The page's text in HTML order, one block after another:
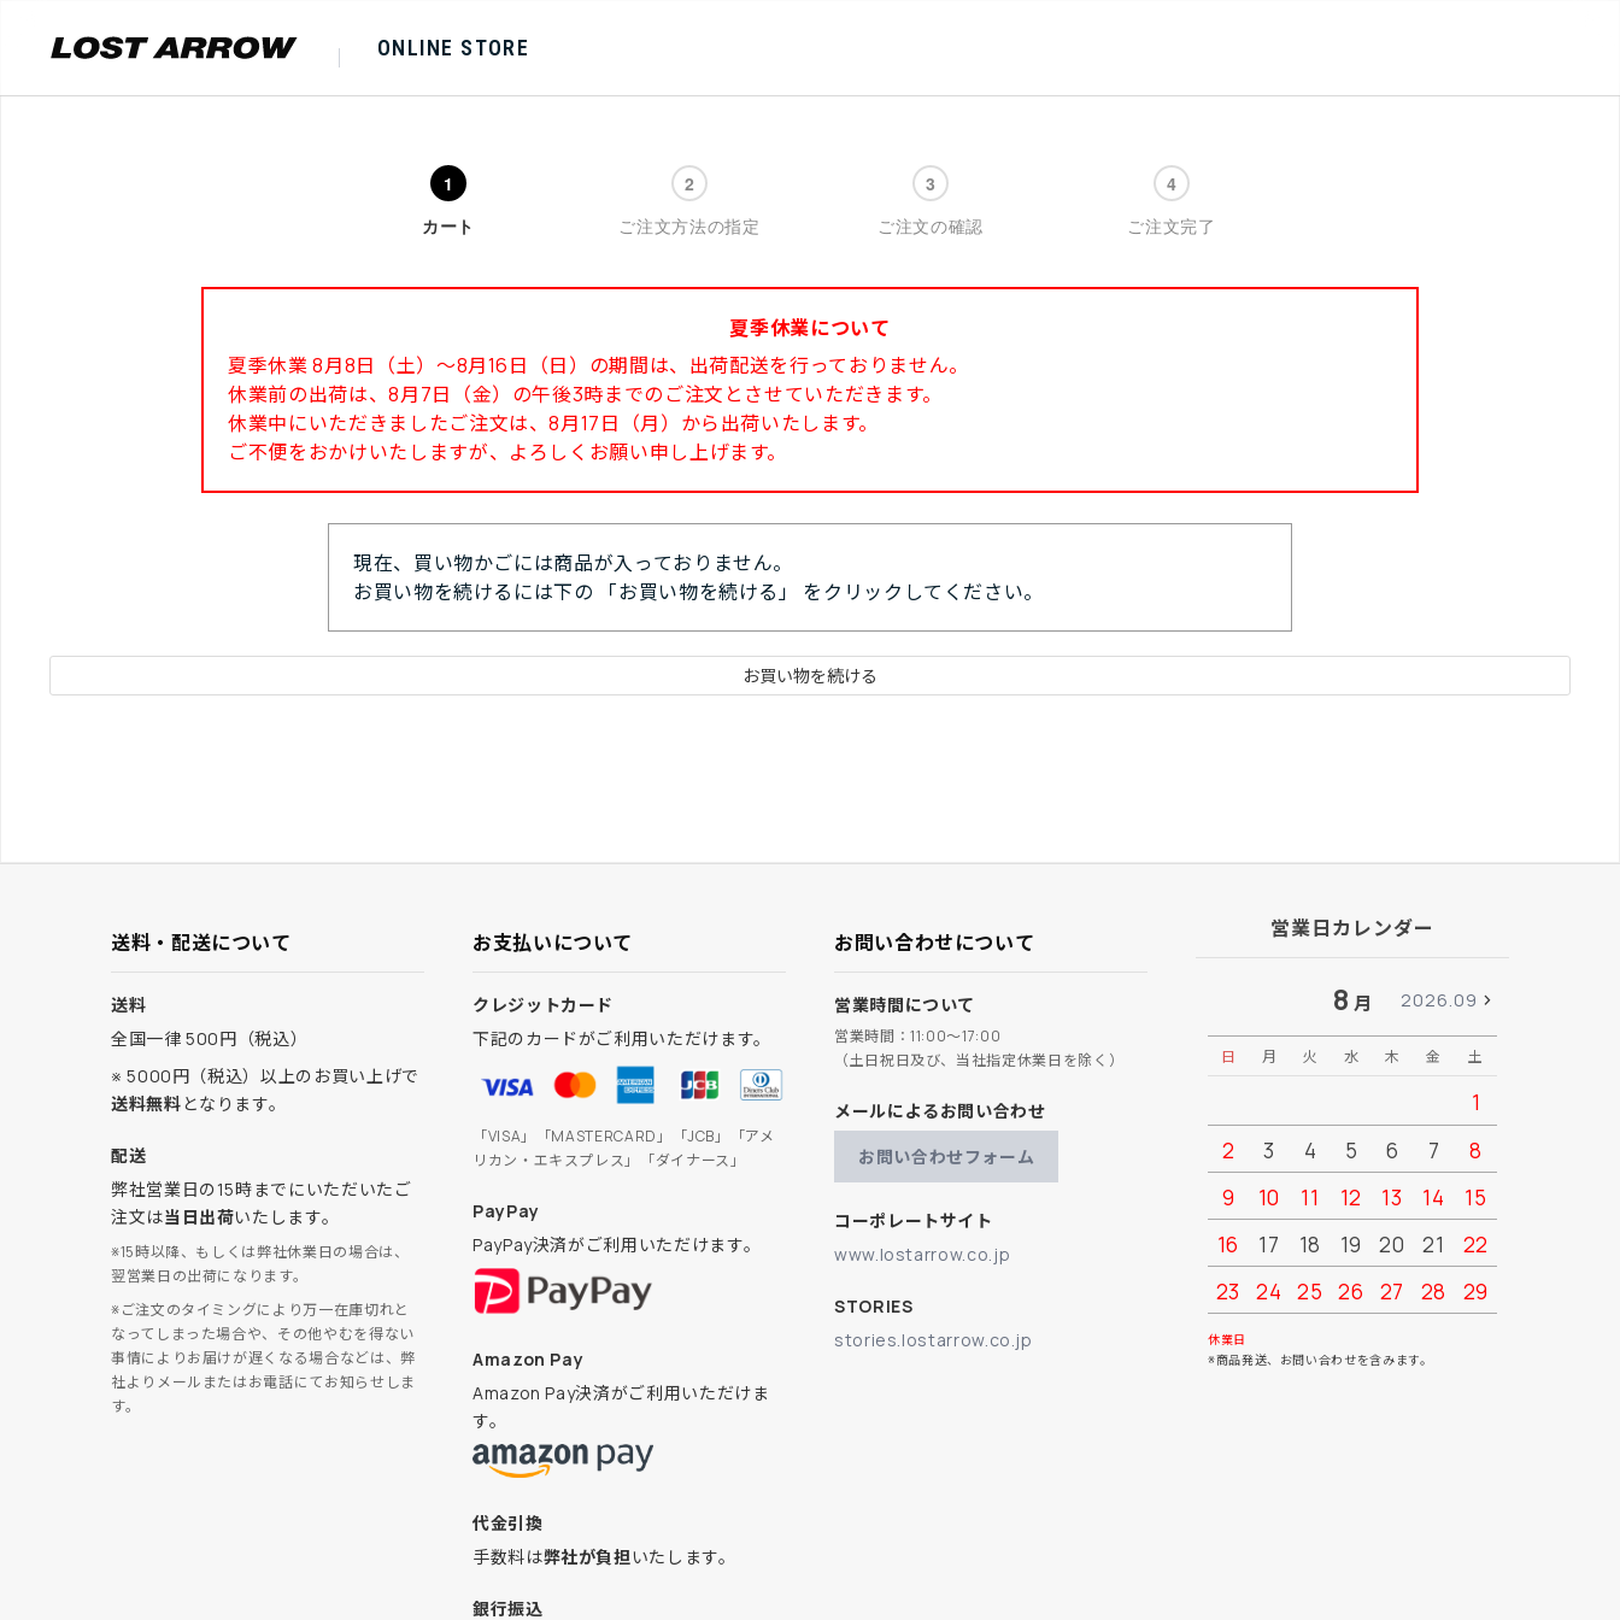
ONLINE STORE
カート ご注文方法の指定 ご注文の確認 ご注文完了
夏季休業について
夏季休業 8月8日（土）～8月16日（日）の期間は、出荷配送を行っておりません。
休業前の出荷は、8月7日（金）の午後3時までのご注文とさせていただきます。
休業中にいただきましたご注文は、8月17日（月）から出荷いたします。
ご不便をおかけいたしますが、よろしくお願い申し上げます。
現在、買い物かごには商品が入っておりません。
お買い物を続けるには下の 「お買い物を続ける」 をクリックしてください。
送料・配送について
送料
全国一律 500円（税込）
※ 5000円（税込）以上のお買い上げで
送料無料となります。
配送
弊社営業日の15時までにいただいたご
注文は当日出荷いたします。
※15時以降、もしくは弊社休業日の場合は、
翌営業日の出荷になります。
※ご注文のタイミングにより万一在庫切れと
なってしまった場合や、その他やむを得ない
事情によりお届けが遅くなる場合などは、弊
社よりメールまたはお電話にてお知らせしま
す。
お支払いについて
クレジットカード
下記のカードがご利用いただけます。
「VISA」「MASTERCARD」「JCB」「アメ
リカン・エキスプレス」「ダイナース」
PayPay
PayPay決済がご利用いただけます。
Amazon Pay
Amazon Pay決済がご利用いただけま
す。
代金引換
手数料は弊社が負担いたします。
銀行振込
お問い合わせについて
営業時間について
営業時間：11:00～17:00
（土日祝日及び、当社指定休業日を除く）
メールによるお問い合わせ
お問い合わせフォーム
コーポレートサイト
www.lostarrow.co.jp
STORIES
stories.lostarrow.co.jp
営業日カレンダー
8 月 2026.09
日 月 火 水 木 金 土
1
2
3 4 5 6 7
8
9
10 11 12 13 14
15
16
17 18 19 20 21
22
23
24 25 26 27 28
29
30
休業日
※商品発送、お問い合わせを含みます。